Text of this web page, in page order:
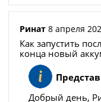
Ринат 8 апреля
Как запустить
конца новый
Добрый день,